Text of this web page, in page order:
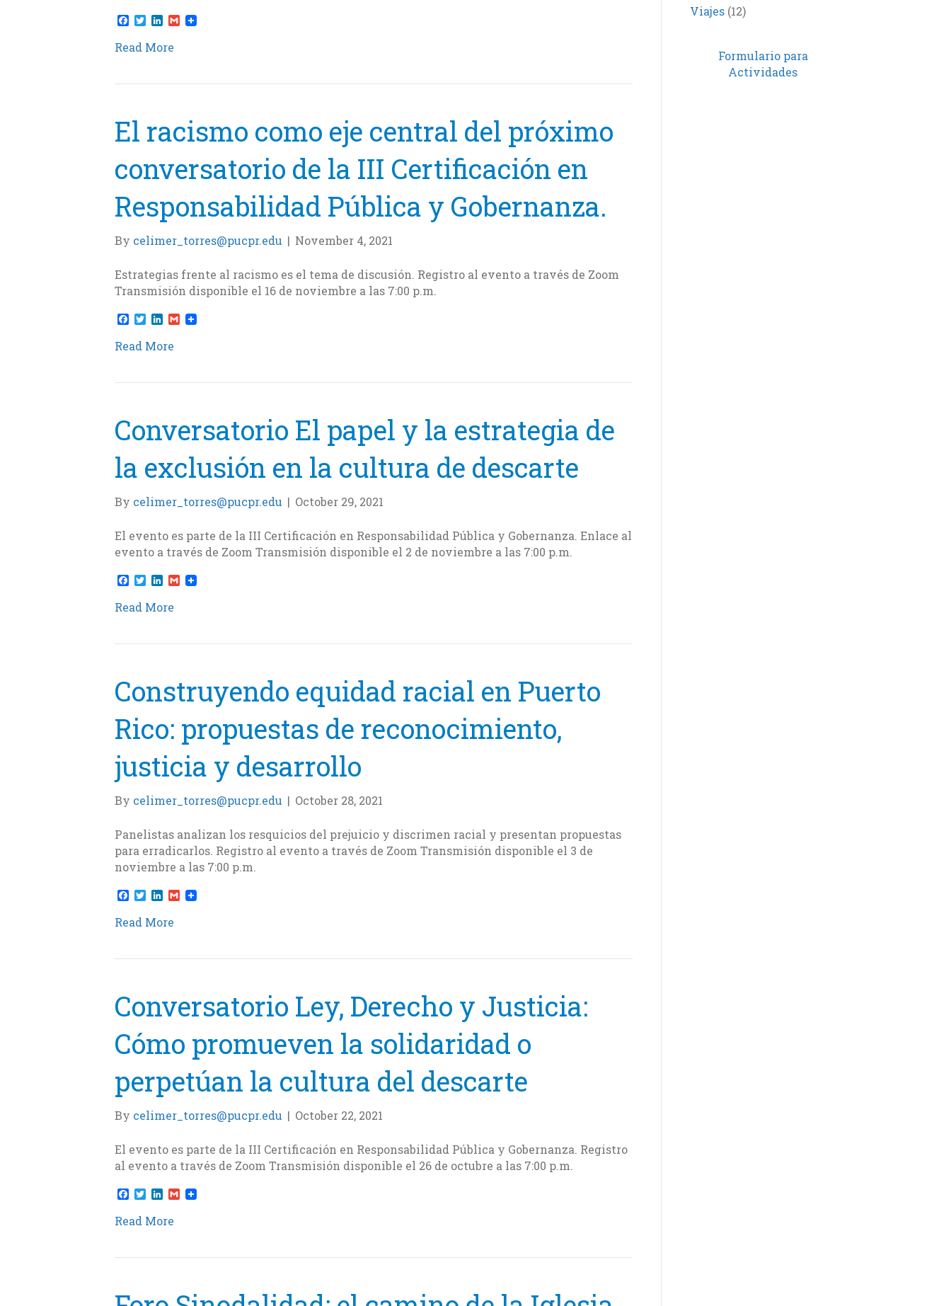
F
a
c
e
o
T
w
i
t
r
L
n
k
I
G
m
Read More
El racismo como eje central del próximo
conversatorio de la III Certificación en
Responsabilidad Pública y Gobernanza.
By celimer_torres@pucpr.edu | November 4, 2021
Estrategias frente al racismo es el tema de discusión. Registro al evento a través de Zoom
Transmisión disponible el 16 de noviembre a las 7:00 p.m.
F
a
c
e
o
T
w
i
t
r
L
n
k
I
G
m
Read More
Conversatorio El papel y la estrategia de
la exclusión en la cultura de descarte
By celimer_torres@pucpr.edu | October 29, 2021
El evento es parte de la III Certificación en Responsabilidad Pública y Gobernanza. Enlace al
evento a través de Zoom Transmisión disponible el 2 de noviembre a las 7:00 p.m.
F
a
c
e
o
T
w
i
t
r
L
n
k
I
G
m
Read More
Construyendo equidad racial en Puerto
Rico: propuestas de reconocimiento,
justicia y desarrollo
By celimer_torres@pucpr.edu | October 28, 2021
Panelistas analizan los resquicios del prejuicio y discrimen racial y presentan propuestas
para erradicarlos. Registro al evento a través de Zoom Transmisión disponible el 3 de
noviembre a las 7:00 p.m.
F
a
c
e
o
T
w
i
t
r
L
n
k
I
G
m
Read More
Conversatorio Ley, Derecho y Justicia:
Cómo promueven la solidaridad o
perpetúan la cultura del descarte
By celimer_torres@pucpr.edu | October 22, 2021
El evento es parte de la III Certificación en Responsabilidad Pública y Gobernanza. Registro
al evento a través de Zoom Transmisión disponible el 26 de octubre a las 7:00 p.m.
F
a
c
e
o
T
w
i
t
r
L
n
k
I
G
m
Read More
Viajes(12)
Formulario para
Actividades